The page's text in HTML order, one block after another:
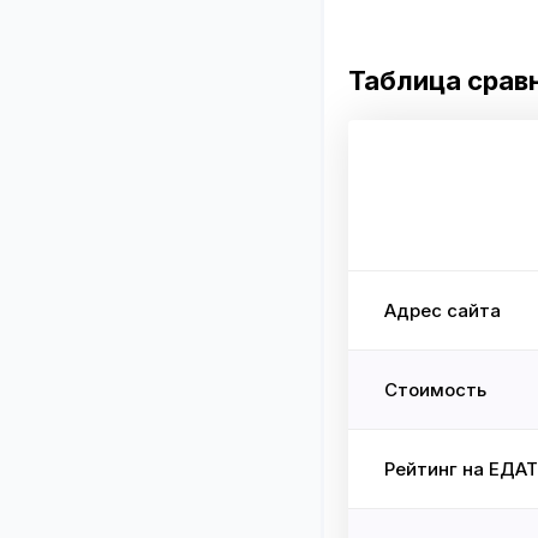
Таблица
Адрес сайта
Стоимость
Рейтинг на